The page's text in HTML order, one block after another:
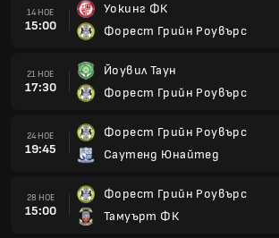
14 НОЕ
15:00
Уокинг ФК
Форест Грийн Роувърс
21 НОЕ
17:30
Йоувил Таун
Форест Грийн Роувърс
24 НОЕ
19:45
Форест Грийн Роувърс
Саутенд Юнайтед
28 НОЕ
15:00
Форест Грийн Роувърс
Тамуърт ФК